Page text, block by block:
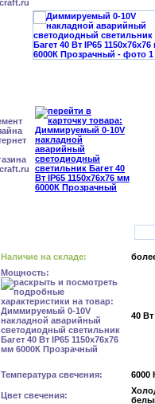
Наличие на складе:
Мощность:
40 Вт
Температура свечения: 6000
Цвет свечения: